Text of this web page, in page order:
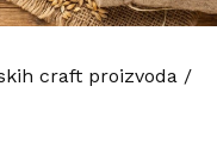
craft proizvoda /